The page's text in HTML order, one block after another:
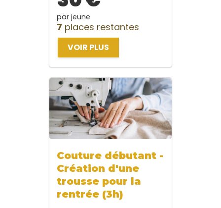
par jeune
7 places restantes
VOIR PLUS
Couture débutant -
Création d'une
trousse pour la
rentrée (3h)